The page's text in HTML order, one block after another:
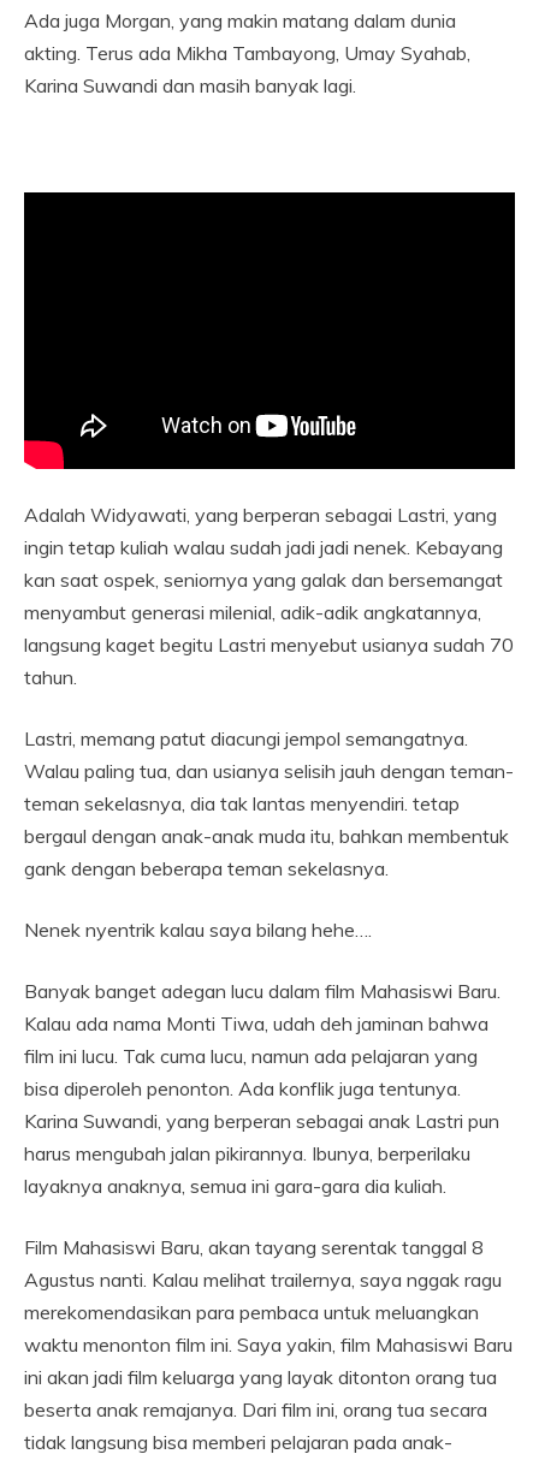
Ada juga Morgan, yang makin matang dalam dunia
akting. Terus ada Mikha Tambayong, Umay Syahab,
Karina Suwandi dan masih banyak lagi.
Adalah Widyawati, yang berperan sebagai Lastri, yang
ingin tetap kuliah walau sudah jadi jadi nenek. Kebayang
kan saat ospek, seniornya yang galak dan bersemangat
menyambut generasi milenial, adik-adik angkatannya,
langsung kaget begitu Lastri menyebut usianya sudah 70
tahun.
Lastri, memang patut diacungi jempol semangatnya.
Walau paling tua, dan usianya selisih jauh dengan teman-
teman sekelasnya, dia tak lantas menyendiri. tetap
bergaul dengan anak-anak muda itu, bahkan membentuk
gank dengan beberapa teman sekelasnya.
Nenek nyentrik kalau saya bilang hehe….
Banyak banget adegan lucu dalam film Mahasiswi Baru.
Kalau ada nama Monti Tiwa, udah deh jaminan bahwa
film ini lucu. Tak cuma lucu, namun ada pelajaran yang
bisa diperoleh penonton. Ada konflik juga tentunya.
Karina Suwandi, yang berperan sebagai anak Lastri pun
harus mengubah jalan pikirannya. Ibunya, berperilaku
layaknya anaknya, semua ini gara-gara dia kuliah.
Film Mahasiswi Baru, akan tayang serentak tanggal 8
Agustus nanti. Kalau melihat trailernya, saya nggak ragu
merekomendasikan para pembaca untuk meluangkan
waktu menonton film ini. Saya yakin, film Mahasiswi Baru
ini akan jadi film keluarga yang layak ditonton orang tua
beserta anak remajanya. Dari film ini, orang tua secara
tidak langsung bisa memberi pelajaran pada anak-